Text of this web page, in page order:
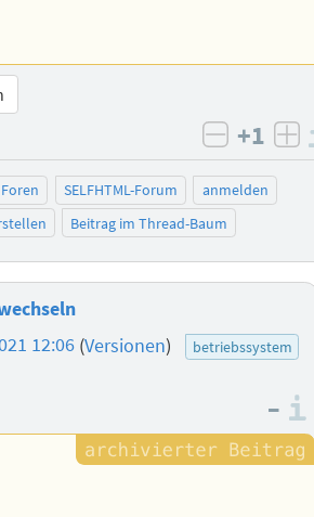
negativ
+1
SELFHTML-Forum
anmelden
Beitrag im Thread-Baum
12:06 (Versionen)
betriebssystem
–